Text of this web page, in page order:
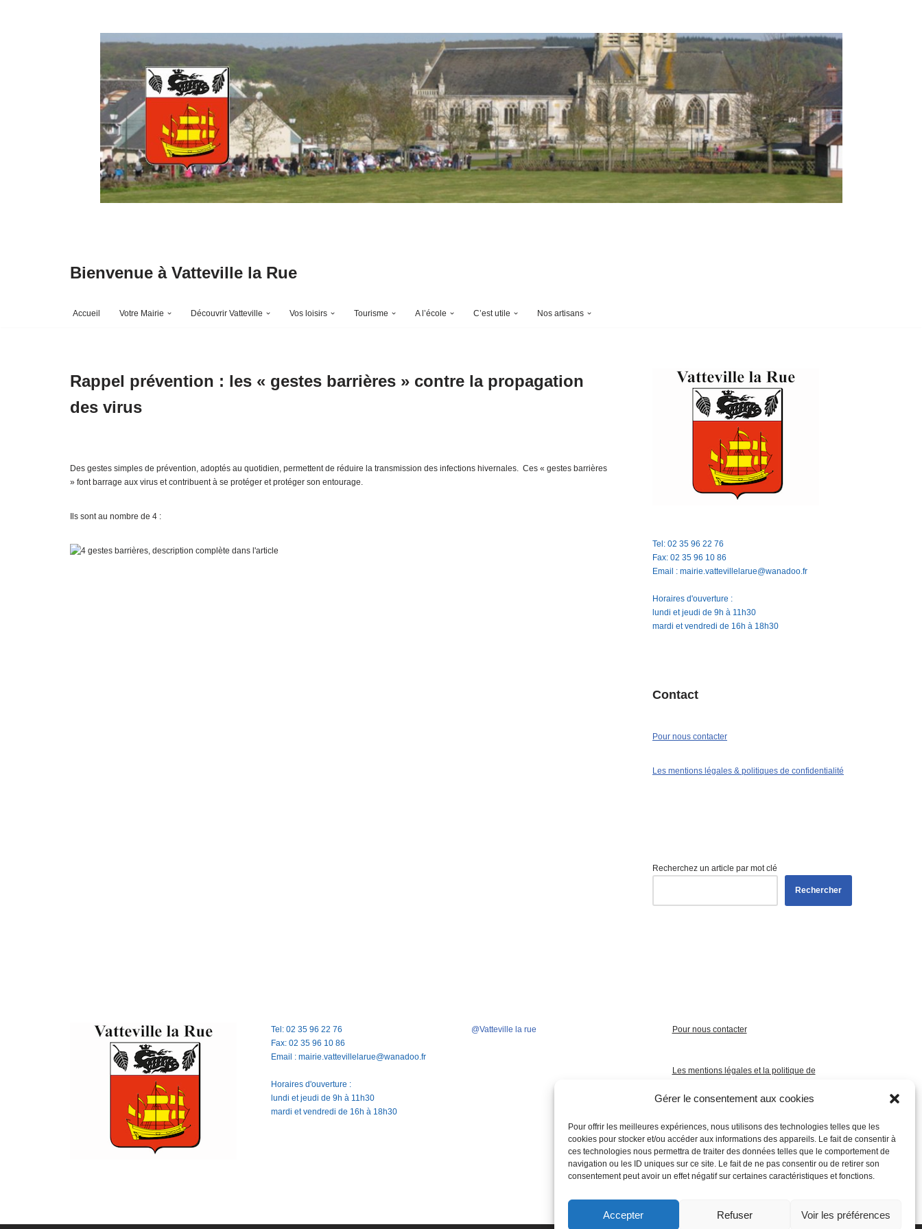
Gérer le consentement aux cookies
Pour offrir les meilleures expériences, nous utilisons des technologies telles que les
cookies pour stocker et/ou accéder aux informations des appareils. Le fait de consentir à
ces technologies nous permettra de traiter des données telles que le comportement de
navigation ou les ID uniques sur ce site. Le fait de ne pas consentir ou de retirer son
consentement peut avoir un effet négatif sur certaines caractéristiques et fonctions.
Accepter Refuser Voir les préférences
Bienvenue à Vatteville la Rue
Accueil Votre Mairie Découvrir Vatteville Vos loisirs Tourisme A l’école C’est utile Nos artisans
Rappel prévention : les « gestes barrières » contre la propagation
des virus
Des gestes simples de prévention, adoptés au quotidien, permettent de réduire la transmission des infections hivernales. Ces « gestes barrières
» font barrage aux virus et contribuent à se protéger et protéger son entourage.
Ils sont au nombre de 4 :
Tel: 02 35 96 22 76
Fax: 02 35 96 10 86
Email : mairie.vattevillelarue@wanadoo.fr
Horaires d'ouverture :
lundi et jeudi de 9h à 11h30
mardi et vendredi de 16h à 18h30
Contact
Pour nous contacter
Les mentions légales & politiques de confidentialité
Recherchez un article par mot clé
Rechercher
Tel: 02 35 96 22 76
Fax: 02 35 96 10 86
Email : mairie.vattevillelarue@wanadoo.fr
Horaires d'ouverture :
lundi et jeudi de 9h à 11h30
mardi et vendredi de 16h à 18h30
@Vatteville la rue Pour nous contacter
Les mentions légales et la politique de